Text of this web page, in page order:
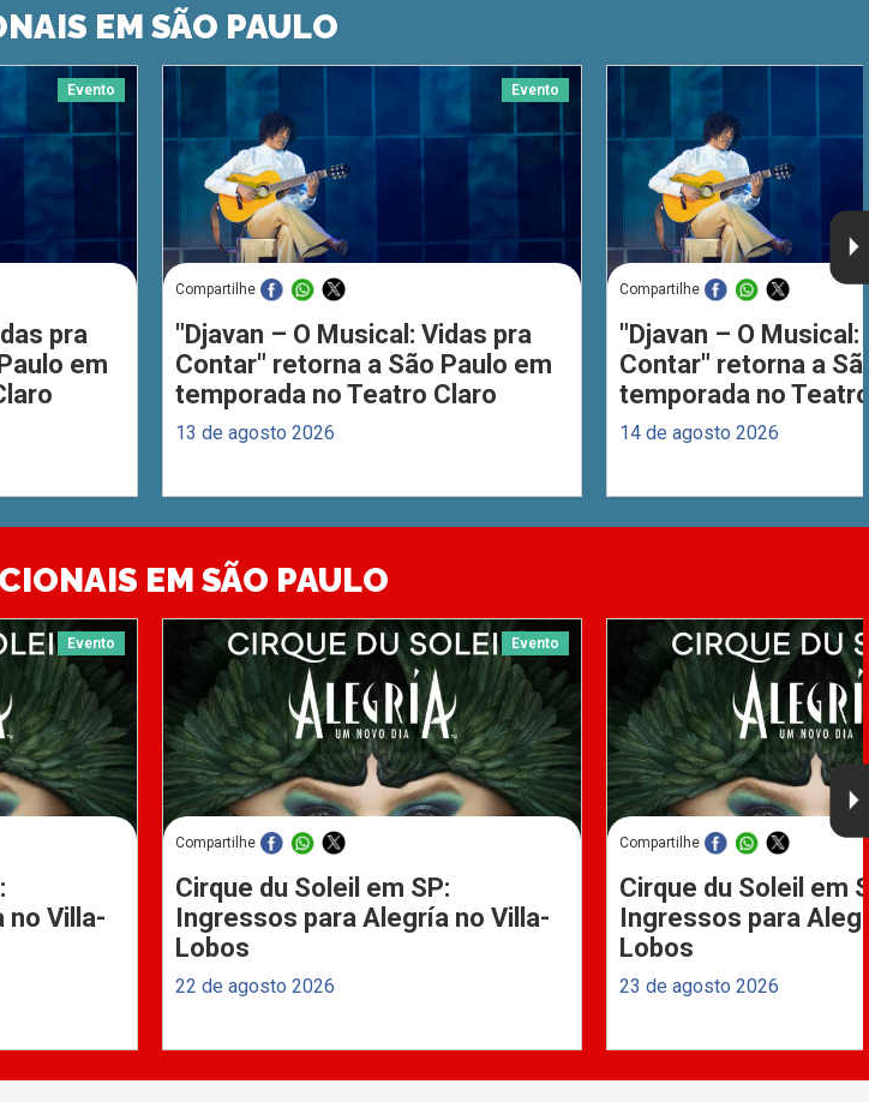
EM SÃO PAULO
Evento
pra
em
Evento
Compartilhe
"Djavan – O Musical: Vidas pra
Contar" retorna a São Paulo em
temporada no Teatro Claro
13 de agosto 2026
Compartilhe
"Djavan – O Musical:
Contar" retorna a
temporada no
14 de agosto 2026
EM SÃO PAULO
Evento
no Villa-
Evento
Compartilhe
Cirque du Soleil em SP:
Ingressos para Alegría no Villa-
Lobos
22 de agosto 2026
Compartilhe
Cirque du Soleil em
Ingressos para
Lobos
23 de agosto 2026